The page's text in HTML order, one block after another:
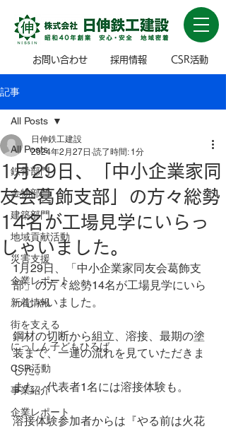
お問い合わせ 採用情報 CSR活動
記事
All Posts
鉄骨部門
金物部門
建築部門
地域貢献活動
災害支援
企業レポート
新着情報
街を支える
にっしん子どもひろば
CSR活動
事業紹介
企業レポート
All Posts
1月29日、「中小企業家同
友会葛飾支部」の方々総勢
14名が工場見学にいらっ
しゃいました。
日伸鉄工建設
2024年2月27日 読了時間: 1分
1月29日、「中小企業家同友会葛飾支
部」の方々総勢14名が工場見学にいら
っしゃいました。
鋼材の切断から組立、溶接、最期の塗
装まで、一連の流れを見ていただきま
した。
また、代表者1名には溶接体験も。
溶接体験参加者からは『やる前は火花